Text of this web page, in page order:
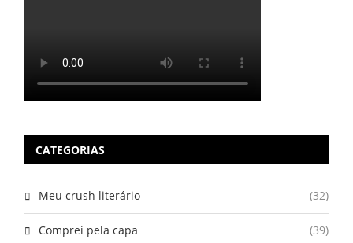
CATEGORIAS
Meu crush literário (32)
Comprei pela capa (39)